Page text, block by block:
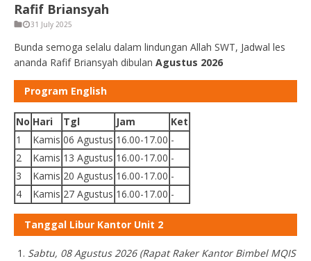
Rafif Briansyah
31 July 2025
Bunda semoga selalu dalam lindungan Allah SWT, Jadwal les
ananda Rafif Briansyah dibulan Agustus 2026
Program English
No Hari Tgl Jam
Ket
1
Kamis 06 Agustus 16.00-17.00 -
2
Kamis 13 Agustus 16.00-17.00 -
3
Kamis 20 Agustus 16.00-17.00 -
4
Kamis 27 Agustus 16.00-17.00 -
Tanggal Libur Kantor Unit 2
Sabtu, 08 Agustus 2026 (Rapat Raker Kantor Bimbel MQIS